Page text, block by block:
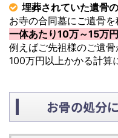
埋葬されていた遺骨
お寺の合同墓にご遺骨
一体あたり10万～15万
例えばご先祖様のご遺骨
100万円以上かかる計算
お骨の処分